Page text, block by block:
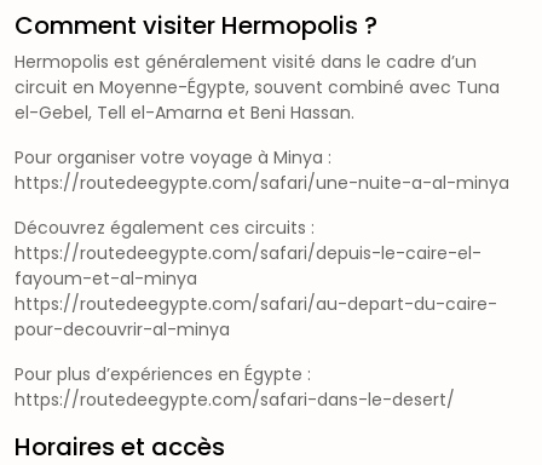
Comment visiter Hermopolis ?
Hermopolis est généralement visité dans le cadre d’un
circuit en Moyenne-Égypte, souvent combiné avec Tuna
el-Gebel, Tell el-Amarna et Beni Hassan.
Pour organiser votre voyage à Minya :
https://routedeegypte.com/safari/une-nuite-a-al-minya
Découvrez également ces circuits :
https://routedeegypte.com/safari/depuis-le-caire-el-
fayoum-et-al-minya
https://routedeegypte.com/safari/au-depart-du-caire-
pour-decouvrir-al-minya
Pour plus d’expériences en Égypte :
https://routedeegypte.com/safari-dans-le-desert/
Horaires et accès